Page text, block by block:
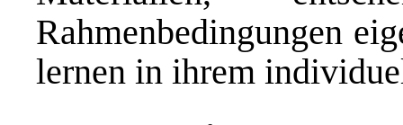
Rahmenbedingungen
lernen in ihrem